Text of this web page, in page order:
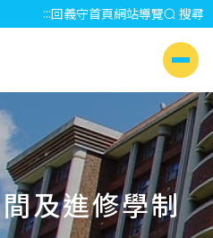
:::回義守首頁網站導覽 搜尋
側選單
及進修學制